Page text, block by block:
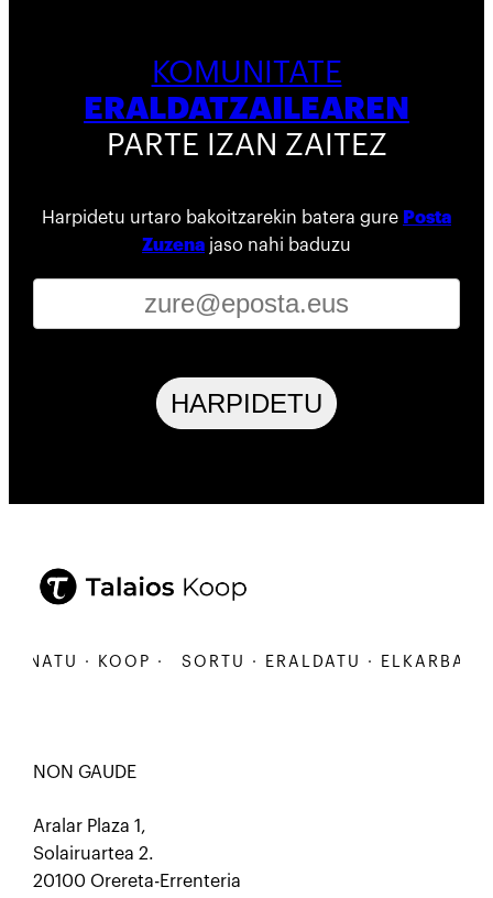
KOMUNITATE
ERALDATZAILEAREN
PARTE IZAN ZAITEZ
Harpidetu urtaro bakoitzarekin batera gure Posta
Zuzena jaso nahi baduzu
HARPIDETU
· KOOP · SORTU · ERALDATU ·
NON GAUDE
Aralar Plaza 1,
Solairuartea 2.
20100 Orereta-Errenteria